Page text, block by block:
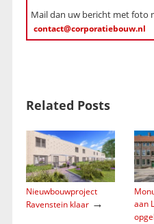
Mail dan uw bericht met foto
contact@corporatiebouw.nl
Related Posts
Nieuwbouwproject
Ravenstein klaar→
aan